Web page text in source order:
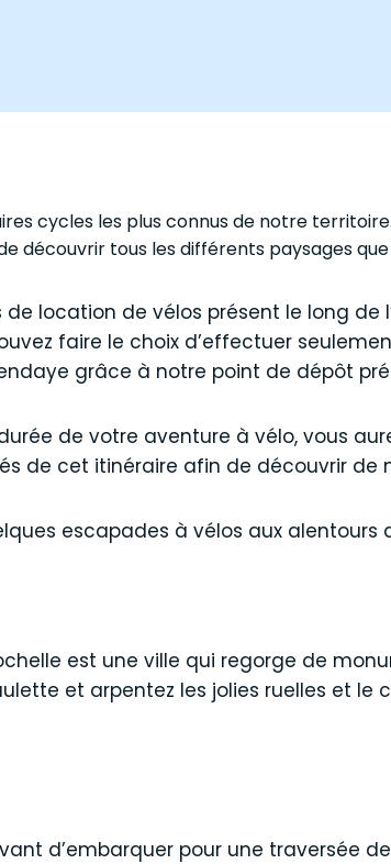
cycles les plus connus de notre
découvrir tous les différents paysages
location de vélos présent le long de
faire le choix d’effectuer
grâce à notre point de dépôt
de votre aventure à vélo, vous
de cet itinéraire afin de découvrir de
escapades à vélos aux alentours
est une ville qui regorge de
et arpentez les jolies ruelles et le
d’embarquer pour une traversée